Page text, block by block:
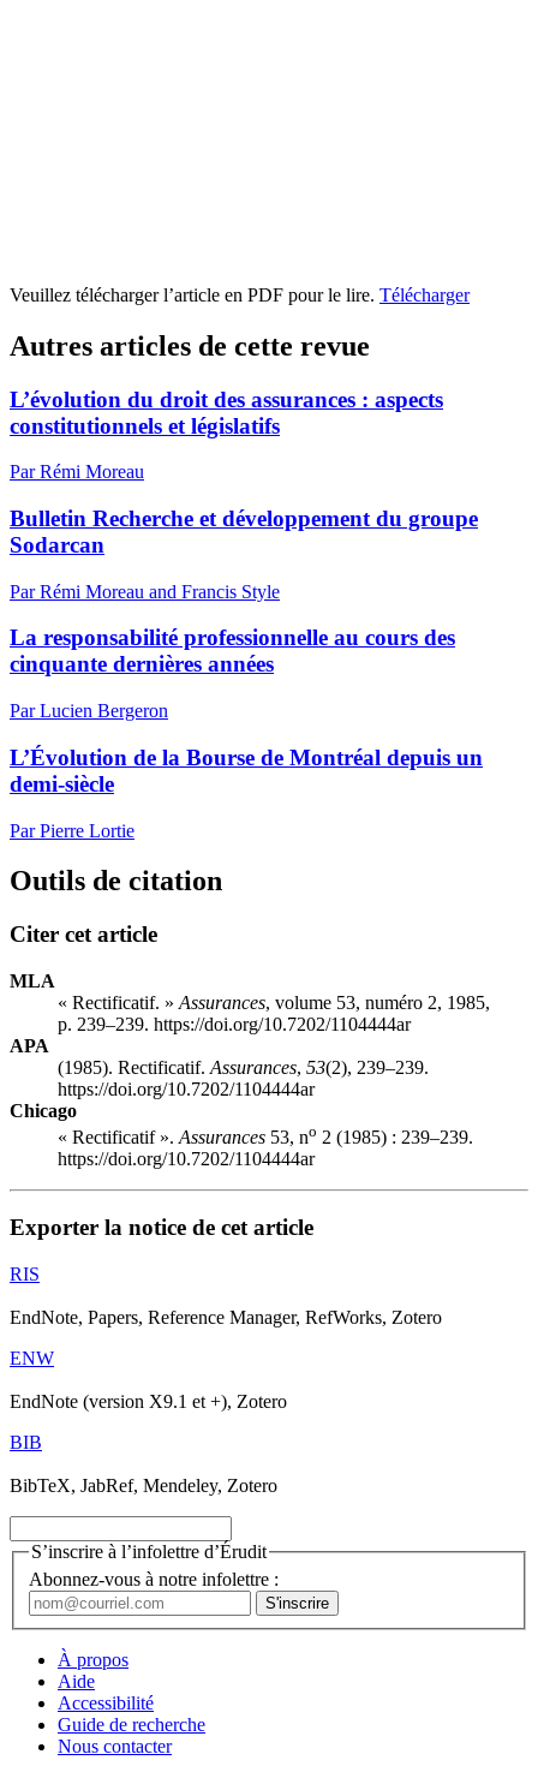
Veuillez télécharger l’article en PDF pour le lire. Télécharger
Autres articles de cette revue
L’évolution du droit des assurances : aspects
constitutionnels et législatifs
Par Rémi Moreau
Bulletin Recherche et développement du groupe
Sodarcan
Par Rémi Moreau and Francis Style
La responsabilité professionnelle au cours des
cinquante dernières années
Par Lucien Bergeron
L’Évolution de la Bourse de Montréal depuis un
demi-siècle
Par Pierre Lortie
Outils de citation
Citer cet article
MLA
« Rectificatif. » Assurances, volume 53, numéro 2, 1985,
p. 239–239. https://doi.org/10.7202/1104444ar
APA
(1985). Rectificatif. Assurances, 53(2), 239–239.
https://doi.org/10.7202/1104444ar
Chicago
« Rectificatif ».Assurances 53, no 2 (1985) : 239–239.
https://doi.org/10.7202/1104444ar
Exporter la notice de cet article
RIS
EndNote, Papers, Reference Manager, RefWorks, Zotero
ENW
EndNote (version X9.1 et +), Zotero
BIB
BibTeX, JabRef, Mendeley, Zotero
S’inscrire à l’infolettre d’Érudit
Abonnez-vous à notre infolettre :
À propos
Aide
Accessibilité
Guide de recherche
Nous contacter